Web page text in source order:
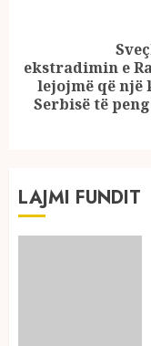
Next
post:
ekstradimin e
lejojmë që një
Serbisë të
LAJMI FUNDIT